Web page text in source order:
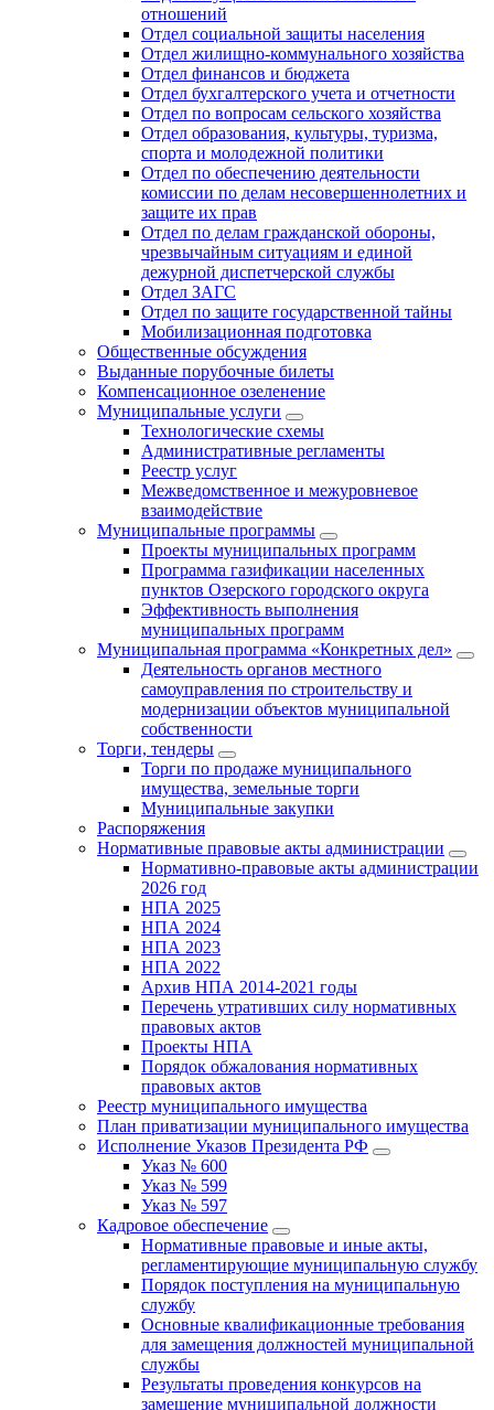
отношений
Отдел социальной защиты населения
Отдел жилищно-коммунального хозяйства
Отдел финансов и бюджета
Отдел бухгалтерского учета и отчетности
Отдел по вопросам сельского хозяйства
Отдел образования, культуры, туризма,
спорта и молодежной политики
Отдел по обеспечению деятельности
комиссии по делам несовершеннолетних и
защите их прав
Отдел по делам гражданской обороны,
чрезвычайным ситуациям и единой
дежурной диспетчерской службы
Отдел ЗАГС
Отдел по защите государственной тайны
Мобилизационная подготовка
Общественные обсуждения
Выданные порубочные билеты
Компенсационное озеленение
Муниципальные услуги
Технологические схемы
Административные регламенты
Реестр услуг
Межведомственное и межуровневое
взаимодействие
Муниципальные программы
Проекты муниципальных программ
Программа газификации населенных
пунктов Озерского городского округа
Эффективность выполнения
муниципальных программ
Муниципальная программа «Конкретных дел»
Деятельность органов местного
самоуправления по строительству и
модернизации объектов муниципальной
собственности
Торги, тендеры
Торги по продаже муниципального
имущества, земельные торги
Муниципальные закупки
Распоряжения
Нормативные правовые акты администрации
Нормативно-правовые акты администрации
2026 год
НПА 2025
НПА 2024
НПА 2023
НПА 2022
Архив НПА 2014-2021 годы
Перечень утративших силу нормативных
правовых актов
Проекты НПА
Порядок обжалования нормативных
правовых актов
Реестр муниципального имущества
План приватизации муниципального имущества
Исполнение Указов Президента РФ
Указ № 600
Указ № 599
Указ № 597
Кадровое обеспечение
Нормативные правовые и иные акты,
регламентирующие муниципальную службу
Порядок поступления на муниципальную
службу
Основные квалификационные требования
для замещения должностей муниципальной
службы
Результаты проведения конкурсов на
замещение муниципальной должности